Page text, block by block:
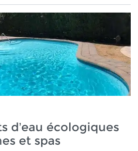
d’eau écologiques
et spas